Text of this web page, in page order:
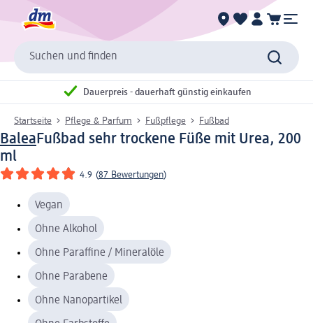
Suchen und finden
Dauerpreis - dauerhaft günstig einkaufen
Startseite Pflege & Parfum Fußpflege Fußbad
BaleaFußbad sehr trockene Füße mit Urea, 200
ml
4.9 (87 Bewertungen)
Vegan
Ohne Alkohol
Ohne Paraffine / Mineralöle
Ohne Parabene
Ohne Nanopartikel